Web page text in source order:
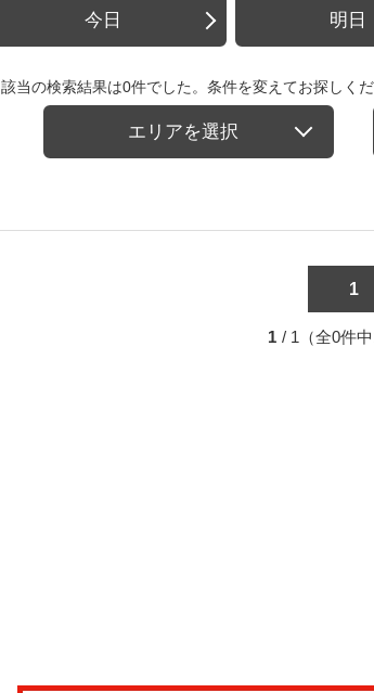
今日 明日
該当の検索結果は0件でした。条件を変えてお探しくだ
エリアを選択
1
1 / 1（全0件中